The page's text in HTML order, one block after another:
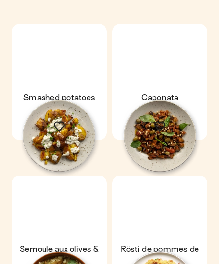
Smashed potatoes Caponata
Semoule aux olives &
pignons
Rösti de pommes de
terre